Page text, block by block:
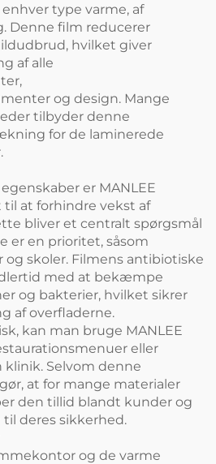
type varme, af
Denne film reducerer
hvilket giver
af alle
og design. Mange
tilbyder denne
for de laminerede
er MANLEE
at forhindre vekst af
bliver et centralt spørgsmål
er en prioritet, såsom
og skoler. Filmens antibiotiske
med at bekæmpe
og bakterier, hvilket sikrer
af overfladerne.
kan man bruge MANLEE
eller
Selvom denne
at for mange materialer
den tillid blandt kunder og
deres sikkerhed.
og de varme